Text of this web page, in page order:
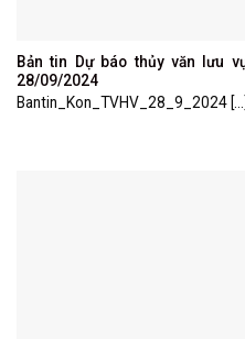
Bản tin Dự báo thủy văn lưu
28/09/2024
Bantin_Kon_TVHV_28_9_2024 [...]